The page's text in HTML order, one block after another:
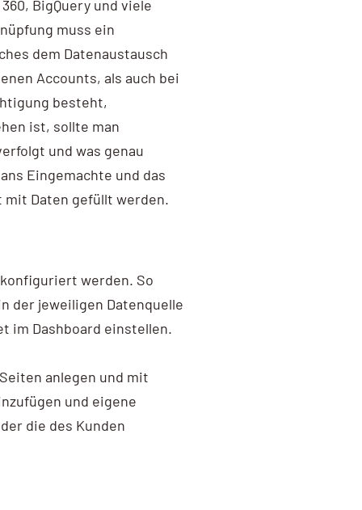
BigQuery und viele
muss ein
dem Datenaustausch
Accounts, als auch bei
besteht,
ist, sollte man
und was genau
Eingemachte und das
Daten gefüllt werden.
werden. So
der jeweiligen Datenquelle
im Dashboard einstellen.
anlegen und mit
und eigene
die des Kunden